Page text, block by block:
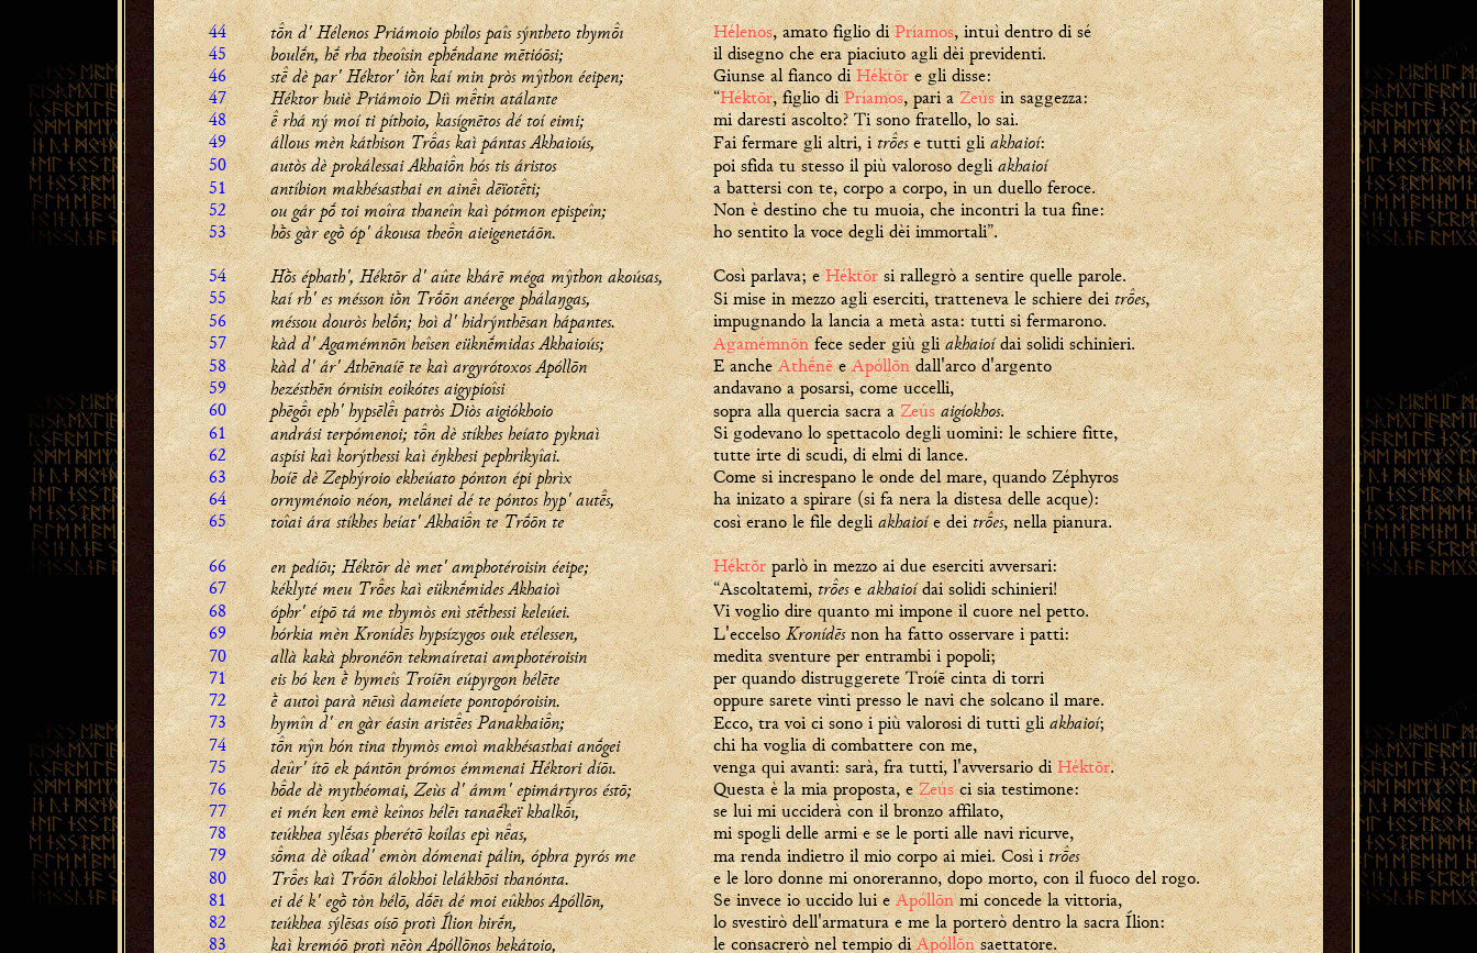
44
tn d' Hélenos Priámoio phílos paîs sýntheto thymı Hélenos, amato figlio diPríamos, intuì dentro di sé
45
boulḗn, hḗ rha theoîsin ephḗndane mētióōsi;
il disegno che era piaciuto agli dèi previdenti.
46
st dè par' Héktor' iṑn kaí min pròs mŷthon éeipen; Giunse al fianco diHéktōre gli disse:
47
Héktor huiè Priámoio Diì mtin atálante “Héktōr, figlio diPríamos, pari aZeúsin saggezza:
48
 rhá ný moí ti píthoio, kasígnētos dé toí eimi;
mi daresti ascolto? Ti sono fratello, lo sai.
49
állous mèn káthison Tras kaì pántas Akhaioús, Fai fermare gli altri, itrese tutti gliakhaioí:
50
autòs dè prokálessai Akhain hós tis áristos poi sfida tu stesso il più valoroso degliakhaioí
51 antíbion makhésasthai en ainı dēïotti;
a battersi con te, corpo a corpo, in un duello feroce.
52
ou gár pṓ toi moîra thaneîn kaì pótmon epispeîn;
Non è destino che tu muoia, che incontri la tua fine:
53
hṑs gàr egṑ óp' ákousa then aieigenetáōn.
ho sentito la voce degli dèi immortali”.
54
Hṑs éphath', Héktōr d' aûte khárē méga mŷthon akoúsas, Così parlava; eHéktōrsi rallegrò a sentire quelle parole.
55
kaí rh' es mésson iṑn Trṓōn anéerge phálaŋgas, Si mise in mezzo agli eserciti, tratteneva le schiere deitres,
56
méssou douròs helṓn; hoì d' hidrýnthēsan hápantes.
impugnando la lancia a metà asta: tutti si fermarono.
57
kàd d' Agamémnōn heîsen eüknḗmidas Akhaioús; Agamémnōnfece seder giù gliakhaioídai solidi schinieri.
58
kàd d' ár' Athēnaíē te kaì argyrótoxos Apóllōn E ancheAthḗnēeApóllōndall'arco d'argento
59
hezésthēn órnisin eoikótes aigypioîsi
andavano a posarsi, come uccelli,
60
phēgı eph' hypsēlı patròs Diòs aigiókhoio sopra alla quercia sacra aZeús aigíokhos.
61
andrási terpómenoi; tn dè stíkhes heíato pyknaì
Si godevano lo spettacolo degli uomini: le schiere fitte,
62
aspísi kaì korýthessi kaì éŋkhesi pephrikyîai.
tutte irte di scudi, di elmi di lance.
63
hoíē dè Zephýroio ekheúato pónton épi phrìx
Come si increspano le onde del mare, quando Zéphyros
64
ornyménoio néon, melánei dé te póntos hyp' auts,
ha inizato a spirare (si fa nera la distesa delle acque):
65
toîai ára stíkhes heíat' Akhain te Trṓōn te così erano le file degliakhaioíe deitres, nella pianura.
66
en pedíōı; Héktōr dè met' amphotéroisin éeipe; Héktōrparlò in mezzo ai due eserciti avversari:
67
kéklyté meuTreskaì eüknḗmides Akhaioì “Ascoltatemi,treseakhaioídai solidi schinieri!
68
óphr' eípō tá me thymòs enì stḗthessi keleúei.
Vi voglio dire quanto mi impone il cuore nel petto.
69
hórkia mèn Kronídēs hypsízygos ouk etélessen, L'eccelsoKronídēsnon ha fatto osservare i patti:
70
allà kakà phronéōn tekmaíretai amphotéroisin
medita sventure per entrambi i popoli;
71
eis hó ken ḕ hymeîs Troíēn eúpyrgon hélēte
per quando distruggerete Troíē cinta di torri
72
ḕ autoì parà nēusì dameíete pontopóroisin.
oppure sarete vinti presso le navi che solcano il mare.
73
hymîn d' en gàr éasin aristes Panakhain; Ecco, tra voi ci sono i più valorosi di tutti gliakhaioí;
74
tn nŷn hón tina thymòs emoì makhésasthai anṓgei
chi ha voglia di combattere con me,
75
deûr' ítō ek pántōn prómos émmenai Héktori díōı. venga qui avanti: sarà, fra tutti, l'avversario diHéktōr.
76
hde dè mythéomai, Zeùs d' ámm' epimártyros éstō; Questa è la mia proposta, eZeúsci sia testimone:
77
ei mén ken emè keînos hélēı tanaḗkeï khalkı,
se lui mi ucciderà con il bronzo affilato,
78
teúkhea sylḗsas pherétō koílas epì nas,
mi spogli delle armi e se le porti alle navi ricurve,
79
sma dè oíkad' emòn dómenai pálin, óphra pyrós me ma renda indietro il mio corpo ai miei. Così itres
80 Treskaì Trṓōn álokhoi lelákhōsi thanónta.
e le loro donne mi onoreranno, dopo morto, con il fuoco del rogo.
81
ei dé k' egṑ tòn hélō, dṓēı dé moi eûkhos Apóllōn, Se invece io uccido lui eApóllōnmi concede la vittoria,
82
teúkhea sýlēsas oísō protì Ílion hirḗn,
lo svestirò dell'armatura e me la porterò dentro la sacra Ílion:
83
kaì kremóō protì nēòn Apóllōnos hekátoio, le consacrerò nel tempio diApóllōnsaettatore.